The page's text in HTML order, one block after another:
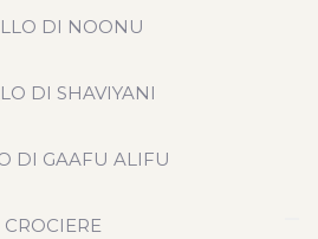
DI NOONU
DI SHAVIYANI
DI GAAFU ALIFU
CROCIERE